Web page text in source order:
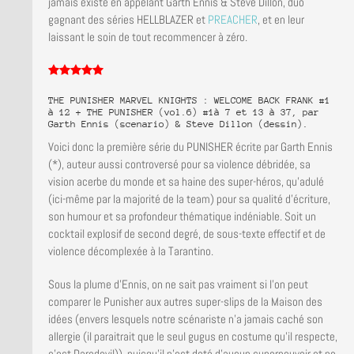
gagnant des séries HELLBLAZER et PREACHER , et en leur
laissant le soin de tout recommencer à zéro.
THE PUNISHER MARVEL KNIGHTS : WELCOME BACK FRANK #1
à 12 + THE PUNISHER (vol.6) #1à 7 et 13 à 37, par
Garth Ennis (scenario) & Steve Dillon (dessin).
Voici donc la première série du PUNISHER écrite par Garth Ennis
(*), auteur aussi controversé pour sa violence débridée, sa
vision acerbe du monde et sa haine des super-héros, qu’adulé
(ici-même par la majorité de la team) pour sa qualité d’écriture,
son humour et sa profondeur thématique indéniable. Soit un
cocktail explosif de second degré, de sous-texte effectif et de
violence décomplexée à la Tarantino.
Sous la plume d’Ennis, on ne sait pas vraiment si l’on peut
comparer le Punisher aux autres super-slips de la Maison des
idées (envers lesquels notre scénariste n’a jamais caché son
allergie (il paraitrait que le seul gugus en costume qu’il respecte,